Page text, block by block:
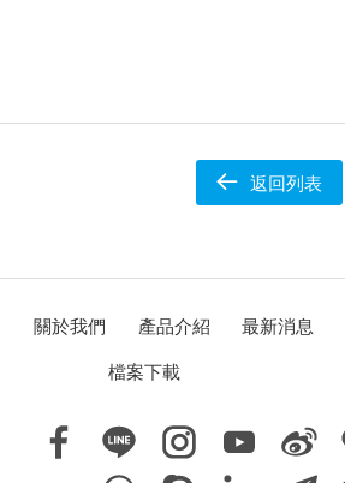
返回列表
關於我們 產品介紹 最新消息
檔案下載